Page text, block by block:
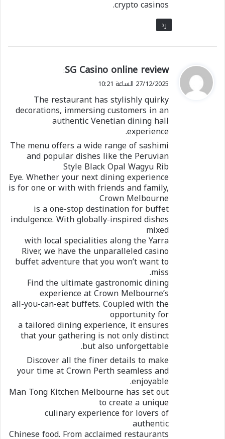
crypto casinos.
رد
ي
ق
ل
SG Casino online review
:
27/12/2025 الساعة 10:21
The restaurant has stylishly quirky
decorations, immersing customers in an
authentic Venetian dining hall
experience.
The menu offers a wide range of sashimi
and popular dishes like the Peruvian
Style Black Opal Wagyu Rib
Eye. Whether your next dining experience
is for one or with with friends and family,
Crown Melbourne
is a one-stop destination for buffet
indulgence. With globally-inspired dishes
mixed
with local specialities along the Yarra
River, we have the unparalleled casino
buffet adventure that you won’t want to
miss.
Find the ultimate gastronomic dining
experience at Crown Melbourne’s
all-you-can-eat buffets. Coupled with the
opportunity for
a tailored dining experience, it ensures
that your gathering is not only distinct
but also unforgettable.
Discover all the finer details to make
your time at Crown Perth seamless and
enjoyable.
Man Tong Kitchen Melbourne has set out
to create a unique
culinary experience for lovers of
authentic
Chinese food. From acclaimed restaurants